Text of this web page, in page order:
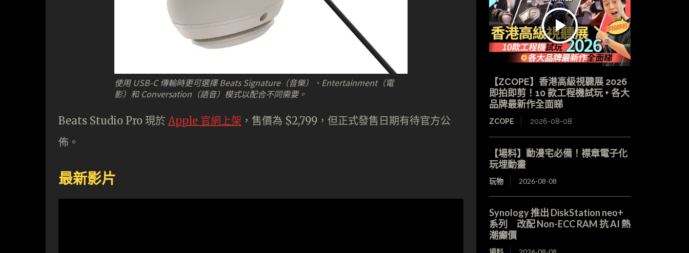
使用 USB-C 傳輸時更可選擇 Beats Signature（音樂）、Entertainment（電
影）和 Conversation（語音）模式以配合不同需要。
Beats Studio Pro 現於 Apple 官網上架 ，售價為 $2,799，但正式發售日期有待官方公
佈。
最新影片
【ZCOPE】香港高級視聽展 2026
即拍即剪！10 款工程機試玩 + 各大
品牌最新作全面睇
ZCOPE 2026-08-08
【場料】動漫宅必備！襟章電子化
玩埋動畫
玩物 2026-08-08
Synology 推出 DiskStation neo+
系列 改配 Non-ECC RAM 抗 AI 熱
潮癲價